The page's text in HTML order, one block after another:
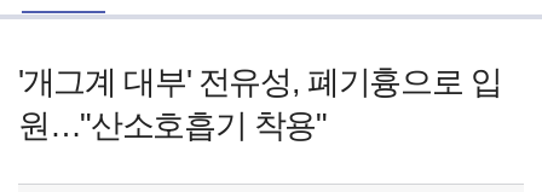
'개그계 대부' 전유성, 폐기흉으로 입
원…"산소호흡기 착용"